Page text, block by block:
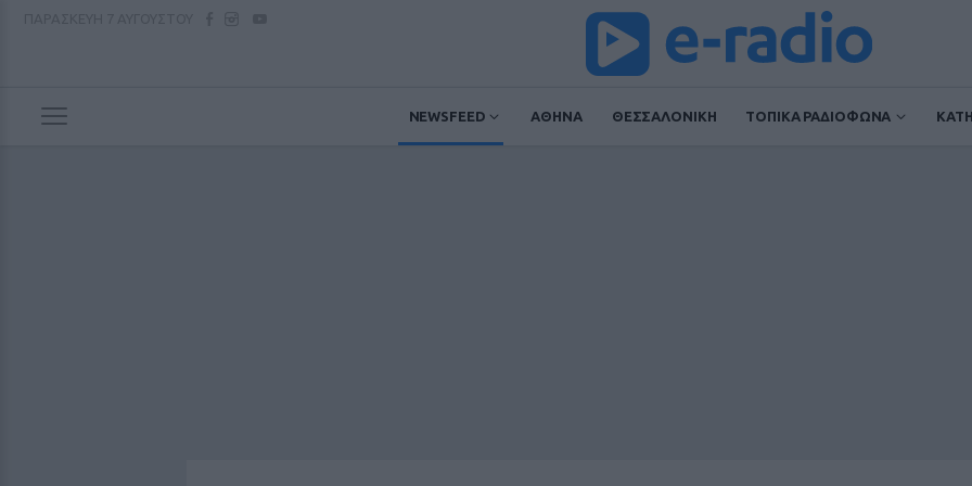
NEWSFEED ΑΘΗΝΑ ΘΕΣΣΑΛΟΝΙΚΗ ΤΟΠΙΚΑ ΡΑΔΙΟΦΩΝΑ